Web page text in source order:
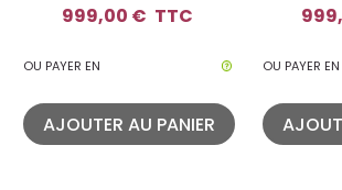
999,00 € TTC
OU PAYER EN
AJOUTER AU PANIER
OU PAYER EN